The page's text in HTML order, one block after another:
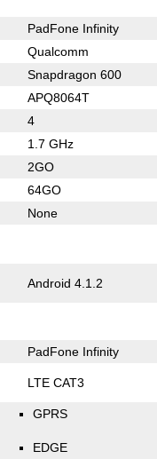
PadFone Infinity
Qualcomm
Snapdragon 600
APQ8064T
4
1.7 GHz
2GO
64GO
None
Android 4.1.2
PadFone Infinity
LTE CAT3
GPRS
EDGE